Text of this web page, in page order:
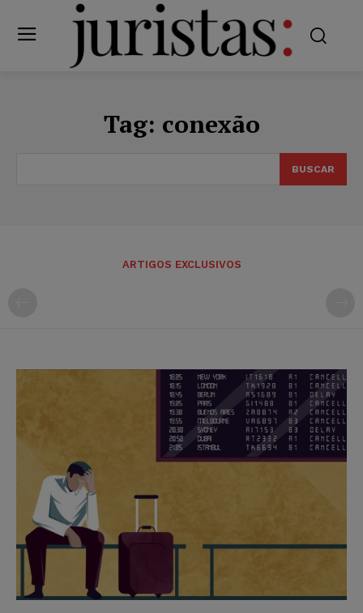
Tag: conexão
BUSCAR
ARTIGOS EXCLUSIVOS